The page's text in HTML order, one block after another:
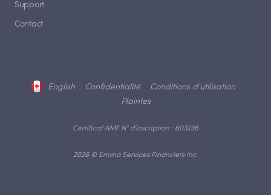
Support
Contact
2026 © Emma Services Financiers inc.
Certificat AMF N° d'inscription : 603236
English Confidentialité
Conditions d'utilisation
Plaintes